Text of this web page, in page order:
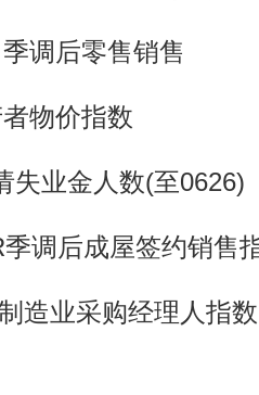
调后零售销售
物价指数
业金人数(至0626)
后成屋签约销售
业采购经理人指数